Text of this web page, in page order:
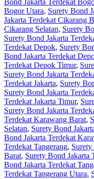
Bogor Utara, Surety Bond
Jakarta Terdekat Cikarang
Cikarang Selatan, Surety
Surety Bond Jakarta
Terdekat Depok, Surety
Bond Jakarta Terdekat
Terdekat Depok Timur,
Surety Bond Jakarta
Terdekat Jakarta, Surety
Surety Bond Jakarta
Terdekat Jakarta Timur,
Surety Bond Jakarta
Terdekat Karawang Barat,
Selatan, Surety Bond
Bond Jakarta Terdekat
Terdekat Tangerang, Surety
Barat, Surety Bond Jakarta
Bond Jakarta Terdekat
Terdekat Tangerang Utara,